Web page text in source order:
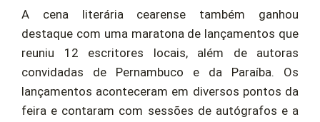
A cena literária cearense também ganhou
destaque com uma maratona de lançamentos que
reuniu 12 escritores locais, além de autoras
convidadas de Pernambuco e da Paraíba. Os
lançamentos aconteceram em diversos pontos da
feira e contaram com sessões de autógrafos e a